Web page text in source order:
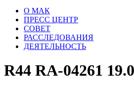
О МАК
ПРЕСС ЦЕНТР
СОВЕТ
РАССЛЕДОВАНИЯ
ДЕЯТЕЛЬНОСТЬ
R44 RA-04261